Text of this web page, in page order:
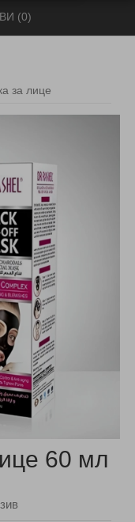
за лице
(0)
60 мл